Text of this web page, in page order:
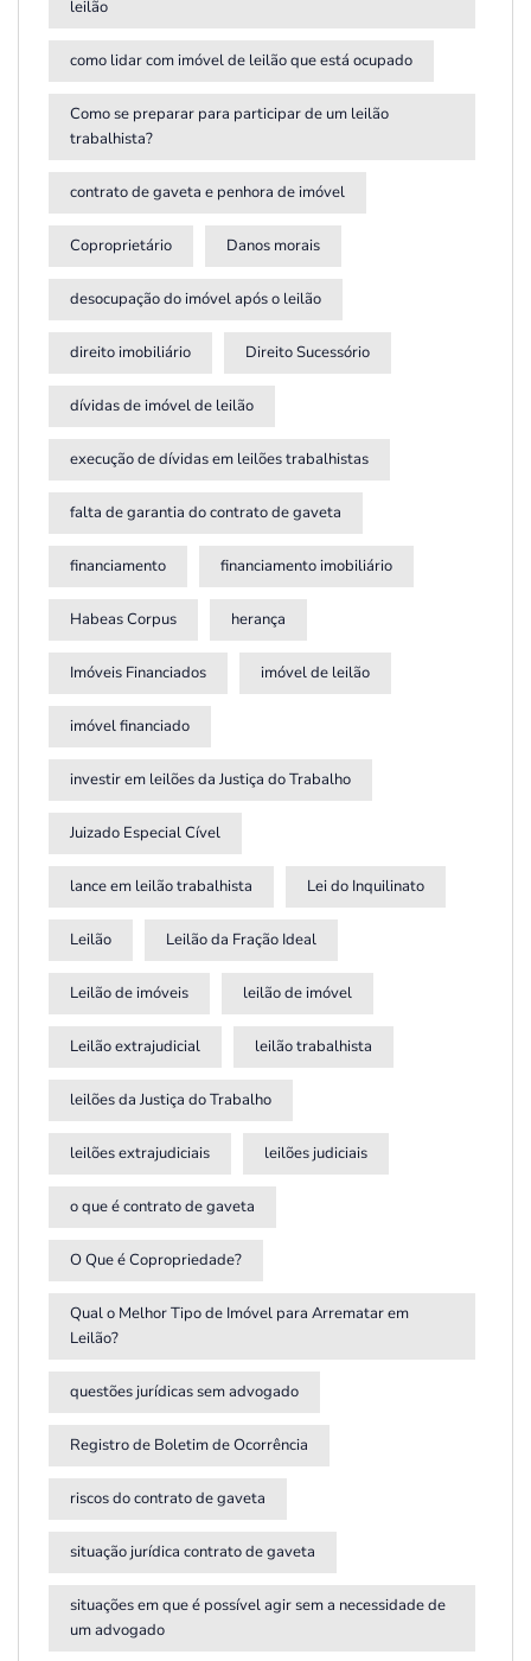
leilão
como lidar com imóvel de leilão que está ocupado
Como se preparar para participar de um leilão
trabalhista?
contrato de gaveta e penhora de imóvel
Coproprietário Danos morais
desocupação do imóvel após o leilão
direito imobiliário Direito Sucessório
dívidas de imóvel de leilão
execução de dívidas em leilões trabalhistas
falta de garantia do contrato de gaveta
financiamento financiamento imobiliário
Habeas Corpus herança
Imóveis Financiados imóvel de leilão
imóvel financiado
investir em leilões da Justiça do Trabalho
Juizado Especial Cível
lance em leilão trabalhista Lei do Inquilinato
Leilão Leilão da Fração Ideal
Leilão de imóveis leilão de imóvel
Leilão extrajudicial leilão trabalhista
leilões da Justiça do Trabalho
leilões extrajudiciais leilões judiciais
o que é contrato de gaveta
O Que é Copropriedade?
Qual o Melhor Tipo de Imóvel para Arrematar em
Leilão?
questões jurídicas sem advogado
Registro de Boletim de Ocorrência
riscos do contrato de gaveta
situação jurídica contrato de gaveta
situações em que é possível agir sem a necessidade de
um advogado